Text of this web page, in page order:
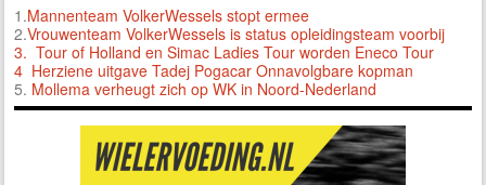
1.Mannenteam VolkerWessels stopt ermee
2.Vrouwenteam VolkerWessels is status opleidingsteam voorbij
3. Tour of Holland en Simac Ladies Tour worden Eneco Tour
4 Herziene uitgave Tadej Pogacar Onnavolgbare kopman
5. Mollema verheugt zich op WK in Noord-Nederland